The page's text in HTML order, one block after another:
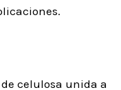
celulosa unida a